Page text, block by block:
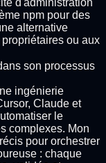
d'administration
npm pour des
alternative
ou aux
son processus
ingénierie
Claude et
le
complexes. Mon
pour orchestrer
: chaque